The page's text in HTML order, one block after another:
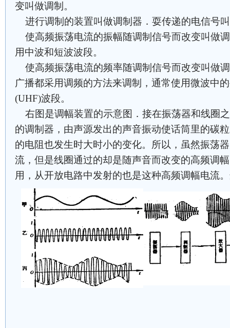
变叫做调制。
进行调制的装置叫做调制器．耍传递的电信号
使高频振荡电流的振幅随调制信号而改变叫做
用中波和短波波段。
使高频振荡电流的频率随调制信号而改变叫做
广播都采用调频的方法来调制，通常使用微波中
(UHF)波段。
右图是调幅装置的示意图．接在振荡器和线圈
的调制器，由声源发出的声音振动使话筒里的碳
的电阻也发生时大时小的变化。所以，虽然振荡
流，但是线圈通过的却是随声音而改变的高频调
用，从开放电路中发射的也是这种高频调幅电流